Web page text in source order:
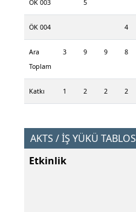
ÖK 003 5
ÖK 004 4
Ara
Toplam
3 9 9 8
Katkı 1 2 2 2
AKTS / İŞ YÜKÜ
Etkinlik